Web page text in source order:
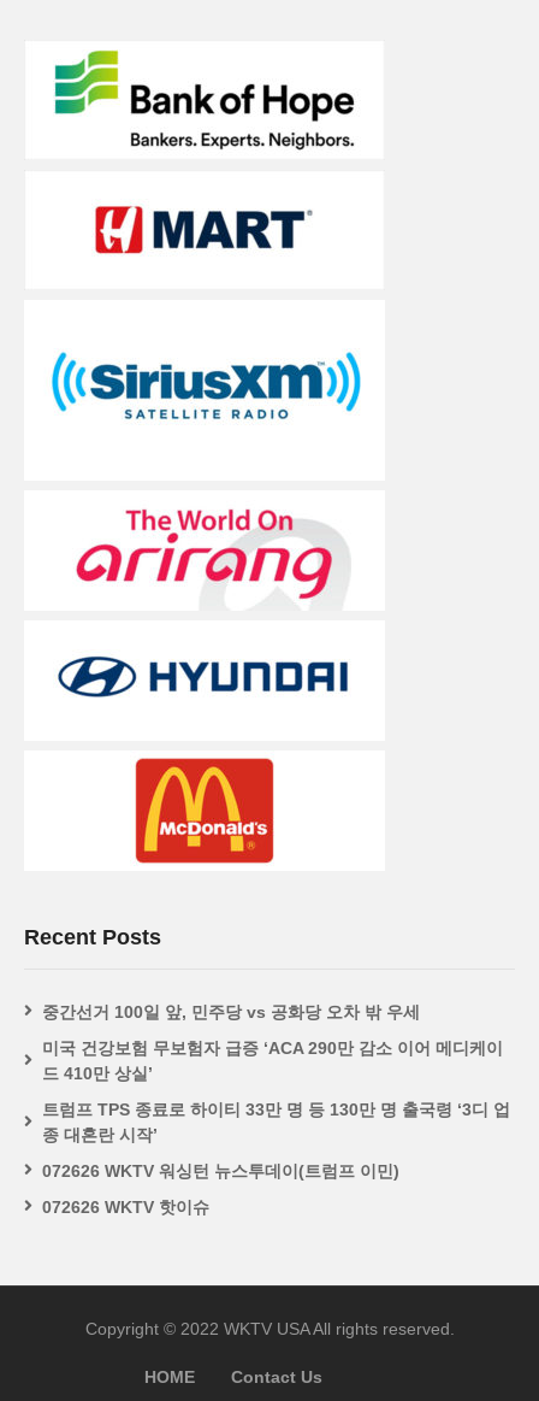
Recent Posts
중간선거 100일 앞, 민주당 vs 공화당 오차 밖 우세
미국 건강보험 무보험자 급증 ‘ACA 290만 감소 이어 메디케이
드 410만 상실’
트럼프 TPS 종료로 하이티 33만 명 등 130만 명 출국령 ‘3디 업
종 대혼란 시작’
072626 WKTV 워싱턴 뉴스투데이(트럼프 이민)
072626 WKTV 핫이슈
Copyright © 2022 WKTV USA All rights reserved.
HOME Contact Us